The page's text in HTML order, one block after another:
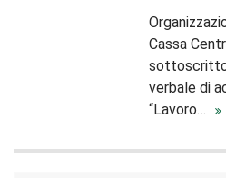
Cassa
verbale di
“Lavoro…